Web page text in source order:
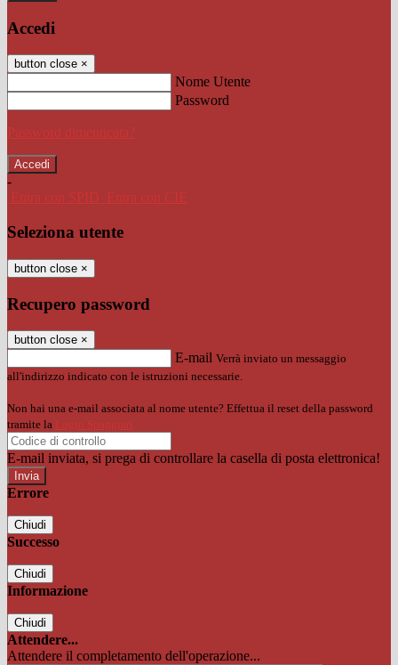
Accedi
button close ×
Nome Utente
Password
Password dimenticata?
-
Entra con SPID
Entra con CIE
Seleziona utente
button close ×
Recupero password
button close ×
E-mail Verrà inviato un messaggio
all'indirizzo indicato con le istruzioni necessarie.
Non hai una e-mail associata al nome utente? Effettua il reset della password
tramite la Login Spaggiari
E-mail inviata, si prega di controllare la casella di posta elettronica!
Errore
Chiudi
Successo
Chiudi
Informazione
Chiudi
Attendere...
Attendere il completamento dell'operazione...